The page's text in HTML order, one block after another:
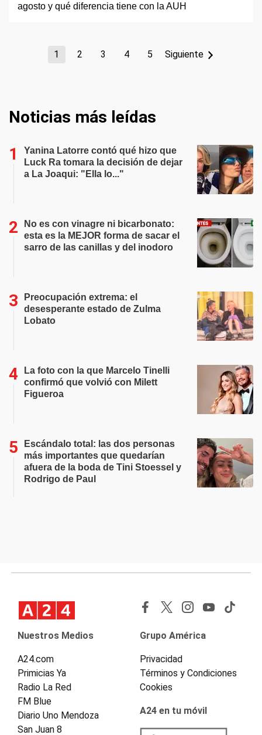
1 2 3 4 5 Siguiente
Noticias más leídas
Yanina Latorre contó qué hizo que
Luck Ra tomara la decisión de dejar
a La Joaqui: "Ella lo..."
No es con vinagre ni bicarbonato:
esta es la MEJOR forma de sacar el
sarro de las canillas y del inodoro
Preocupación extrema: el
desesperante estado de Zulma
Lobato
La foto con la que Marcelo Tinelli
confirmó que volvió con Milett
Figueroa
Escándalo total: las dos personas
más importantes que quedarían
afuera de la boda de Tini Stoessel y
Rodrigo de Paul
Nuestros Medios
A24.com
Primicias Ya
Radio La Red
FM Blue
Diario Uno Mendoza
San Juan 8
Grupo América
Privacidad
Términos y Condiciones
Cookies
A24 en tu móvil